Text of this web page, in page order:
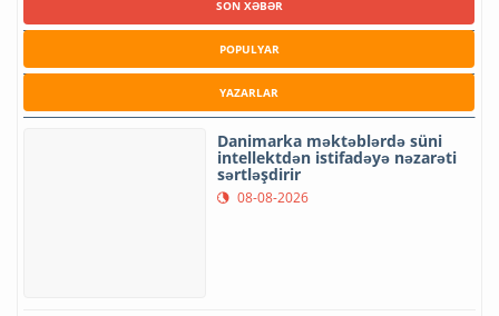
SON XƏBƏR
POPULYAR
YAZARLAR
Danimarka məktəblərdə süni
intellektdən istifadəyə nəzarəti
sərtləşdirir